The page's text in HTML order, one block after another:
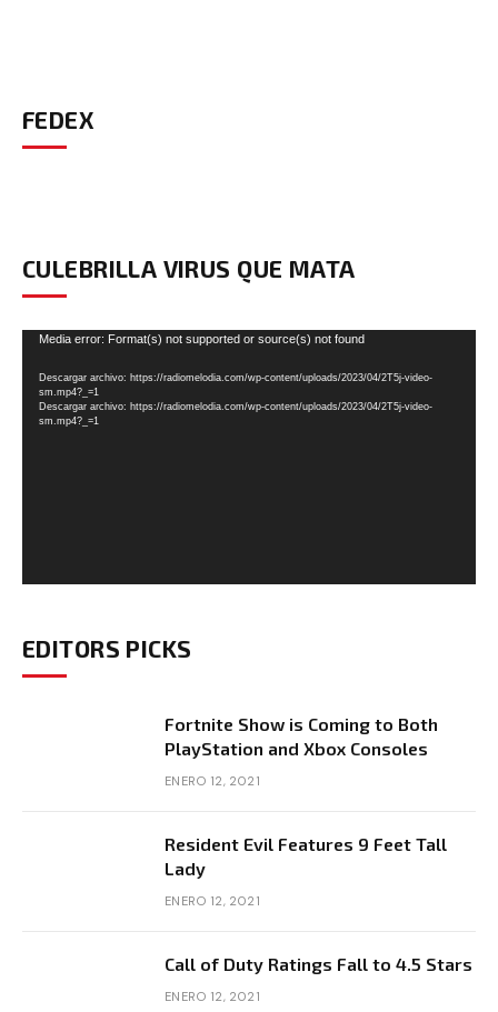
FEDEX
CULEBRILLA VIRUS QUE MATA
Reproductor
vídeo
Media error: Format(s) not supported or source(s) not found
Descargar archivo: https://radiomelodia.com/wp-content/uploads/2023/04/2T5j-video-
sm.mp4?_=1
Descargar archivo: https://radiomelodia.com/wp-content/uploads/2023/04/2T5j-video-
sm.mp4?_=1
EDITORS PICKS
Fortnite Show is Coming to Both
PlayStation and Xbox Consoles
ENERO 12, 2021
Resident Evil Features 9 Feet Tall
Lady
ENERO 12, 2021
Call of Duty Ratings Fall to 4.5 Stars
ENERO 12, 2021